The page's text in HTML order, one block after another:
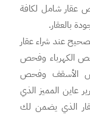
عقار شامل لكافة
بالعقار.
عند شراء عقار
الكهرباء وفحص
الأسقف وفحص
عاين المميز الذي
الذي يضمن لك